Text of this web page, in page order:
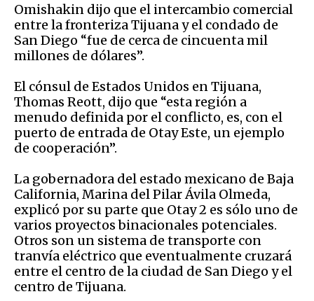
Omishakin dijo que el intercambio comercial
entre la fronteriza Tijuana y el condado de
San Diego “fue de cerca de cincuenta mil
millones de dólares”.
El cónsul de Estados Unidos en Tijuana,
Thomas Reott, dijo que “esta región a
menudo definida por el conflicto, es, con el
puerto de entrada de Otay Este, un ejemplo
de cooperación”.
La gobernadora del estado mexicano de Baja
California, Marina del Pilar Ávila Olmeda,
explicó por su parte que Otay 2 es sólo uno de
varios proyectos binacionales potenciales.
Otros son un sistema de transporte con
tranvía eléctrico que eventualmente cruzará
entre el centro de la ciudad de San Diego y el
centro de Tijuana.